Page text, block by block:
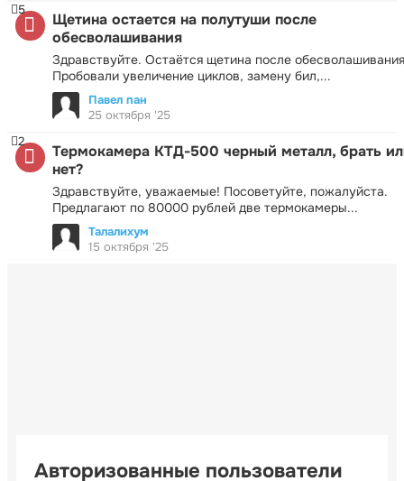
Щетина остается на полутуши после
обесволашивания
Здравствуйте. Остаётся щетина после
Пробовали увеличение циклов, замену бил,...
5
Павел пан
25 октября '25
Термокамера КТД-500 черный металл, брать
нет?
Здравствуйте, уважаемые! Посоветуйте, пожалуйста.
Предлагают по 80000 рублей две термокамеры...
2
Талалихум
15 октября '25
Авторизованные пользователи